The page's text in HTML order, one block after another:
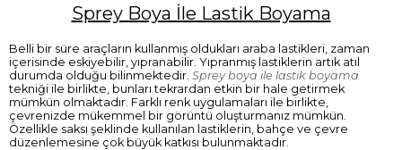
Sprey Boya İle Lastik Boyama
Belli bir süre araçların kullanmış oldukları araba lastikleri, zaman
içerisinde eskiyebilir, yıpranabilir. Yıpranmış lastiklerin artık atıl
durumda olduğu bilinmektedir. Sprey boya ile lastik boyama
tekniği ile birlikte, bunları tekrardan etkin bir hale getirmek
mümkün olmaktadır. Farklı renk uygulamaları ile birlikte,
çevrenizde mükemmel bir görüntü oluşturmanız mümkün.
Özellikle saksı şeklinde kullanılan lastiklerin, bahçe ve çevre
düzenlemesine çok büyük katkısı bulunmaktadır.